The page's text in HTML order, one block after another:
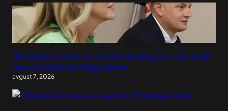
Ministarstvo pravde će razmotriti predlog UST za brisanje
spornih odredbi predloga Zakona
avgust 7, 2026